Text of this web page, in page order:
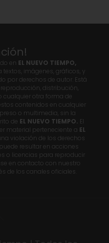
en EL NUEVO TIEMPO,
imágenes, gráficos, y
por derechos de autor. Está
distribución,
cualquier otra forma de
contenidos en cualquier
o multimedia, sin la
de EL NUEVO TIEMPO. El
material perteneciente a EL
violación de los derechos
resultar en acciones
o licencias para reproducir
en contacto con nuestro
de los canales oficiales.